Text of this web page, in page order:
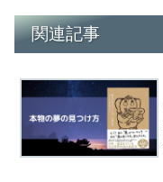
関連記事